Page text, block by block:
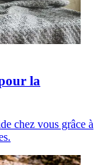
la
chez vous grâce à